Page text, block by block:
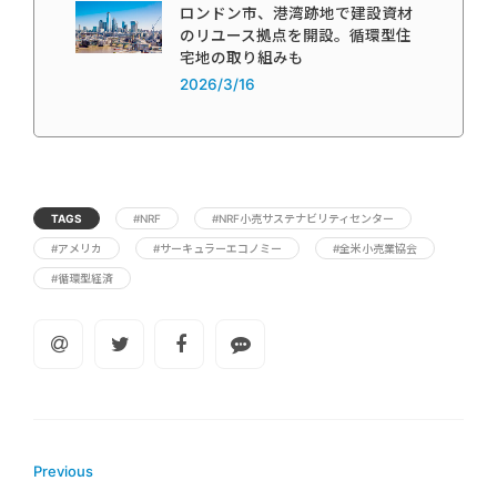
ロンドン市、港湾跡地で建設資材
のリユース拠点を開設。循環型住
宅地の取り組みも
2026/3/16
TAGS #NRF #NRF小売サステナビリティセンター
#アメリカ #サーキュラーエコノミー #全米小売業協会
#循環型経済
Previous